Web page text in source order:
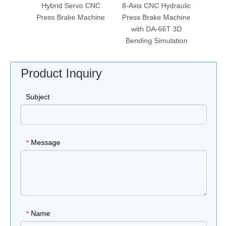
Hybrid Servo CNC
Press Brake Machine
8-Axis CNC Hydraulic
Press Brake Machine
with DA-66T 3D
Bending Simulation
Product Inquiry
Subject
* Message
* Name